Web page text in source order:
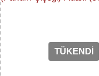
TÜKENDİ